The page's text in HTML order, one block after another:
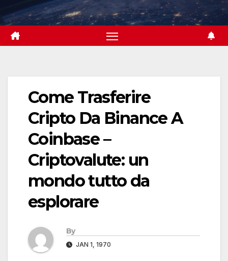
to
content
Come Trasferire
Cripto Da Binance A
Coinbase –
Criptovalute: un
mondo tutto da
esplorare
By
JAN 1, 1970